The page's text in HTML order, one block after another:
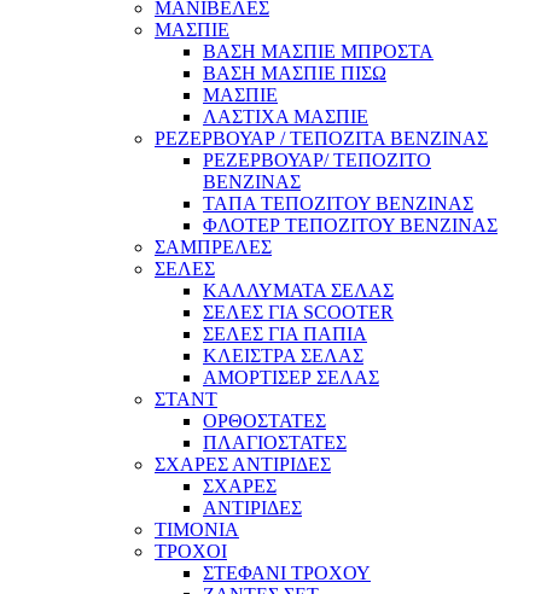
ΜΑΝΙΒΕΛΕΣ
ΜΑΣΠΙΕ
ΒΑΣΗ ΜΑΣΠΙΕ ΜΠΡΟΣΤΑ
ΒΑΣΗ ΜΑΣΠΙΕ ΠΙΣΩ
ΜΑΣΠΙΕ
ΛΑΣΤΙΧΑ ΜΑΣΠΙΕ
ΡΕΖΕΡΒΟΥΑΡ / ΤΕΠΟΖΙΤΑ ΒΕΝΖΙΝΑΣ
ΡΕΖΕΡΒΟΥΑΡ/ ΤΕΠΟΖΙΤΟ
ΒΕΝΖΙΝΑΣ
ΤΑΠΑ ΤΕΠΟΖΙΤΟΥ ΒΕΝΖΙΝΑΣ
ΦΛΟΤΕΡ ΤΕΠΟΖΙΤΟΥ ΒΕΝΖΙΝΑΣ
ΣΑΜΠΡΕΛΕΣ
ΣΕΛΕΣ
ΚΑΛΛΥΜΑΤΑ ΣΕΛΑΣ
ΣΕΛΕΣ ΓΙΑ SCOOTER
ΣΕΛΕΣ ΓΙΑ ΠΑΠΙΑ
ΚΛΕΙΣΤΡΑ ΣΕΛΑΣ
ΑΜΟΡΤΙΣΕΡ ΣΕΛΑΣ
ΣΤΑΝΤ
ΟΡΘΟΣΤΑΤΕΣ
ΠΛΑΓΙΟΣΤΑΤΕΣ
ΣΧΑΡΕΣ ΑΝΤΙΡΙΔΕΣ
ΣΧΑΡΕΣ
ΑΝΤΙΡΙΔΕΣ
ΤΙΜΟΝΙΑ
ΤΡΟΧΟΙ
ΣΤΕΦΑΝΙ ΤΡΟΧΟΥ